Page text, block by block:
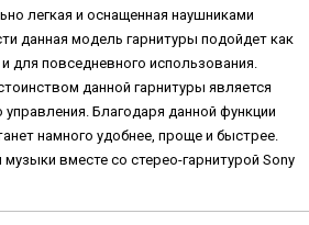
легкая и оснащенная наушниками
данная модель гарнитуры подойдет как
для повседневного использования.
данной гарнитуры является
Благодаря данной функции
намного удобнее, проще и быстрее.
вместе со стерео-гарнитурой Sony